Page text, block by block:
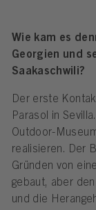
Wie kam es
Georgien und
Saakaschwili?
Der erste
Parasol in
Outdoor-
realisieren. Der
Gründen von
gebaut, aber
und die